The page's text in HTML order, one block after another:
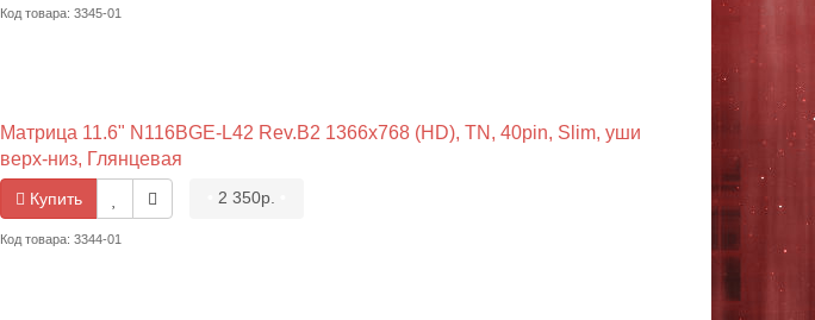
Код товара: 3345-01
Матрица 11.6" N116BGE-L42 Rev.B2 1366x768 (HD), TN, 40pin, Slim, уши
верх-низ, Глянцевая
Купить 2 350р.
Код товара: 3344-01